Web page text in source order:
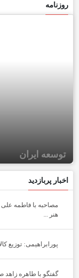
روزنامه
توسعه ایران
اخبار پربازدید
مصاحبه با فاطمه
هنر ...
پورابراهیمی: توزیع
گفتگو با طاهره